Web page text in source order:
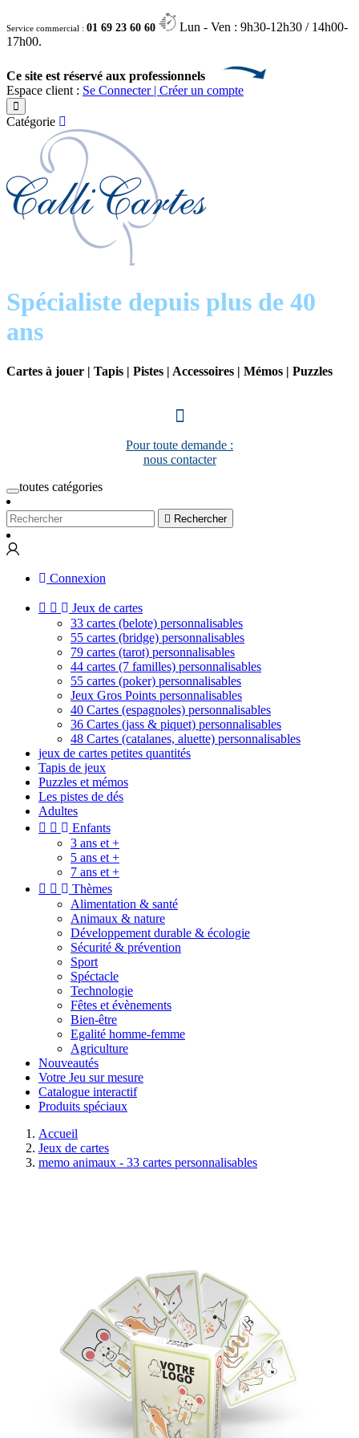
Service commercial : 01 69 23 60 60
Lun - Ven : 9h30-12h30 / 14h00-
17h00.
Ce site est réservé aux professionnels
Espace client : Se Connecter | Créer un compte
Catégorie
Spécialiste depuis plus de 40
ans
Cartes à jouer | Tapis | Pistes | Accessoires | Mémos | Puzzles
Pour toute demande :
nous contacter
toutes catégories
 Rechercher
Connexion
 
Jeux de cartes
33 cartes (belote) personnalisables
55 cartes (bridge) personnalisables
79 cartes (tarot) personnalisables
44 cartes (7 familles) personnalisables
55 cartes (poker) personnalisables
Jeux Gros Points personnalisables
40 Cartes (espagnoles) personnalisables
36 Cartes (jass & piquet) personnalisables
48 Cartes (catalanes, aluette) personnalisables
jeux de cartes petites quantités
Tapis de jeux
Puzzles et mémos
Les pistes de dés
Adultes
 
Enfants
3 ans et +
5 ans et +
7 ans et +
 
Thèmes
Alimentation & santé
Animaux & nature
Développement durable & écologie
Sécurité & prévention
Sport
Spéctacle
Technologie
Fêtes et évènements
Bien-être
Egalité homme-femme
Agriculture
Nouveautés
Votre Jeu sur mesure
Catalogue interactif
Produits spéciaux
Accueil
Jeux de cartes
memo animaux - 33 cartes personnalisables